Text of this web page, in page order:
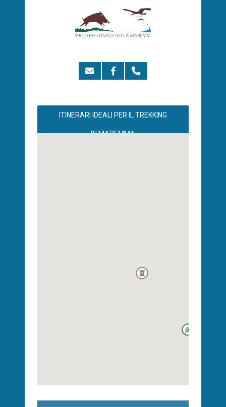
ITINERARI IDEALI PER IL TREKKING
IN MAREMMA